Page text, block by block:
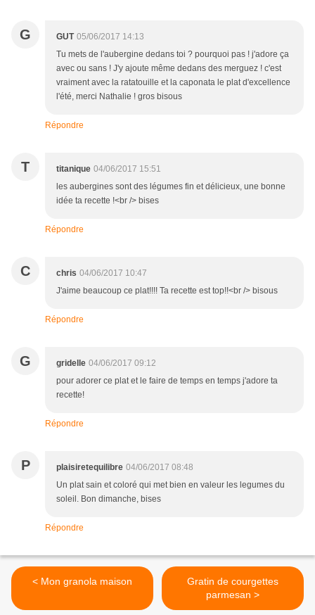
G GUT 05/06/2017 14:13
Tu mets de l'aubergine dedans toi ? pourquoi pas ! j'adore ça
avec ou sans ! J'y ajoute même dedans des merguez ! c'est
vraiment avec la ratatouille et la caponata le plat d'excellence
l'été, merci Nathalie ! gros bisous
Répondre
T titanique 04/06/2017 15:51
les aubergines sont des légumes fin et délicieux, une bonne
idée ta recette !<br /> bises
Répondre
C chris 04/06/2017 10:47
J'aime beaucoup ce plat!!!! Ta recette est top!!<br /> bisous
Répondre
G gridelle 04/06/2017 09:12
pour adorer ce plat et le faire de temps en temps j'adore ta
recette!
Répondre
P plaisiretequilibre 04/06/2017 08:48
Un plat sain et coloré qui met bien en valeur les legumes du
soleil. Bon dimanche, bises
Répondre
< Mon granola maison
Gratin de courgettes
parmesan >